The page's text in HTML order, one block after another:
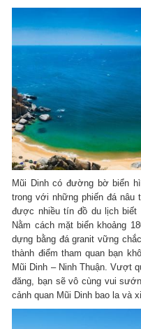
Mũi Dinh có đường bờ biển
trong với những phiến đá
được nhiều tín đồ du lịch biết
Nằm cách mặt biển khoảng
dựng bằng đá granit vững
thành điểm tham quan bạn
Mũi Dinh – Ninh Thuận. Vượt
đăng, bạn sẽ vô cùng vui
cảnh quan Mũi Dinh bao la và